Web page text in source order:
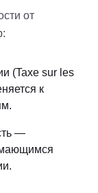
от
(Taxe sur les
к
—